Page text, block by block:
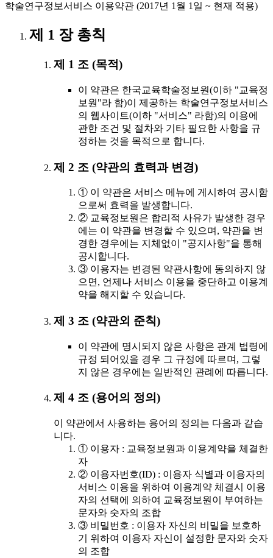
학술연구정보서비스 이용약관 (2017년 1월 1일 ~ 현재 적용)
제 1 장 총칙
제 1 조 (목적)
이 약관은 한국교육학술정보원(이하 "교육정
보원"라 함)이 제공하는 학술연구정보서비스
의 웹사이트(이하 "서비스" 라함)의 이용에
관한 조건 및 절차와 기타 필요한 사항을 규
정하는 것을 목적으로 합니다.
제 2 조 (약관의 효력과 변경)
① 이 약관은 서비스 메뉴에 게시하여 공시함
으로써 효력을 발생합니다.
② 교육정보원은 합리적 사유가 발생한 경우
에는 이 약관을 변경할 수 있으며, 약관을 변
경한 경우에는 지체없이 "공지사항"을 통해
공시합니다.
③ 이용자는 변경된 약관사항에 동의하지 않
으면, 언제나 서비스 이용을 중단하고 이용계
약을 해지할 수 있습니다.
제 3 조 (약관외 준칙)
이 약관에 명시되지 않은 사항은 관계 법령에
규정 되어있을 경우 그 규정에 따르며, 그렇
지 않은 경우에는 일반적인 관례에 따릅니다.
제 4 조 (용어의 정의)
이 약관에서 사용하는 용어의 정의는 다음과 같습
니다.
① 이용자 : 교육정보원과 이용계약을 체결한
자
② 이용자번호(ID) : 이용자 식별과 이용자의
서비스 이용을 위하여 이용계약 체결시 이용
자의 선택에 의하여 교육정보원이 부여하는
문자와 숫자의 조합
③ 비밀번호 : 이용자 자신의 비밀을 보호하
기 위하여 이용자 자신이 설정한 문자와 숫자
의 조합